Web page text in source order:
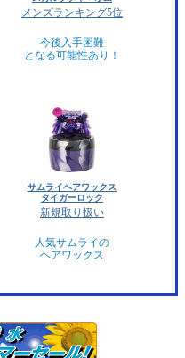
メンズランキング5位
今後入手困難
となる可能性あり！
サムライヘアワックス
タイガーロック
新規取り扱い
人気サムライの
ヘアワックス